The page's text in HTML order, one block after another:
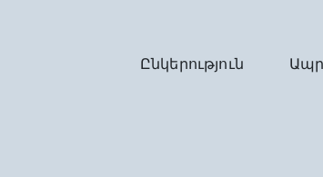
Ընկերություն